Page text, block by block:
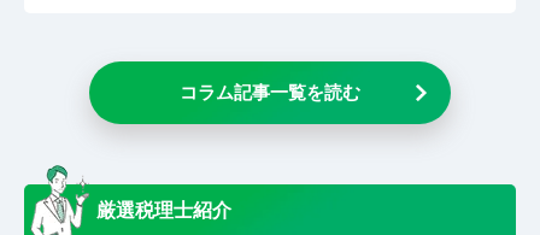
コラム記事一覧を読む
厳選税理士紹介